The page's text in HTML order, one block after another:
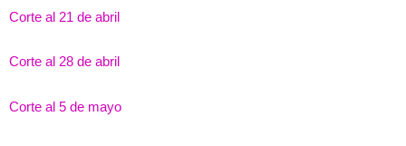
Corte al 21 de abril
Corte al 28 de abril
Corte al 5 de mayo